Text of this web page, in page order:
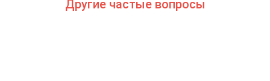
Другие частые вопросы